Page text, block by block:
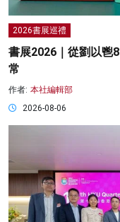
2026書展巡禮
書展2026｜從劉以鬯
常
作者: 本社編輯部
2026-08-06